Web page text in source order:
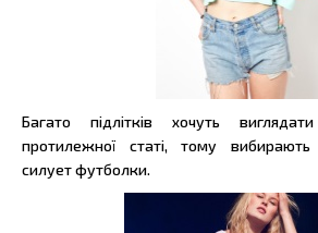
Багато підлітків хочуть
протилежної статі, тому вибирають
силует футболки.